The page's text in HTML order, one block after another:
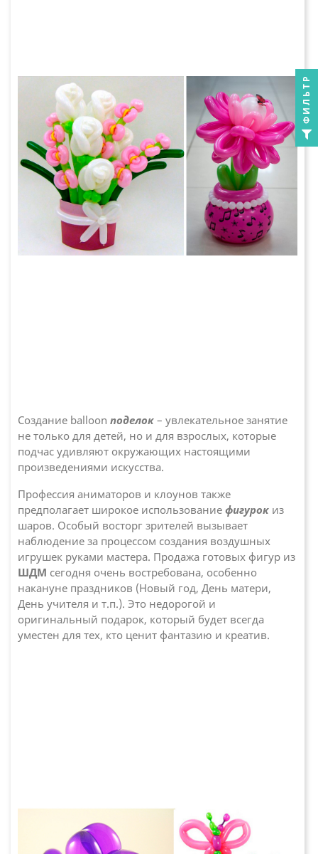
Создание balloon поделок – увлекательное занятие
не только для детей, но и для взрослых, которые
подчас удивляют окружающих настоящими
произведениями искусства.
Профессия аниматоров и клоунов также
предполагает широкое использование фигурок из
шаров. Особый восторг зрителей вызывает
наблюдение за процессом создания воздушных
игрушек руками мастера. Продажа готовых фигур из
ШДМ сегодня очень востребована, особенно
накануне праздников (Новый год, День матери,
День учителя и т.п.). Это недорогой и
оригинальный подарок, который будет всегда
уместен для тех, кто ценит фантазию и креатив.
ФИЛЬТР